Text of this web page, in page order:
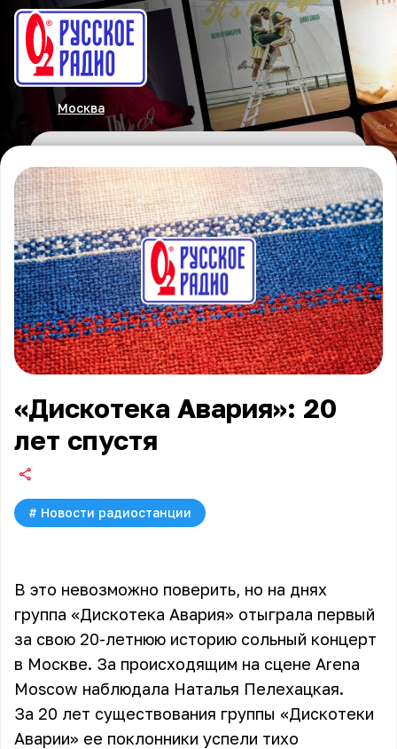
Москва
«Дискотека Авария»: 20
лет спустя
# Новости радиостанции
В это невозможно поверить, но на днях
группа «Дискотека Авария» отыграла первый
за свою 20-летнюю историю сольный концерт
в Москве. За происходящим на сцене Arena
Moscow наблюдала Наталья Пелехацкая.
За 20 лет существования группы «Дискотеки
Аварии» ее поклонники успели тихо